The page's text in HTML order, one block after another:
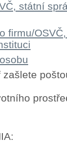
státní
firmu/